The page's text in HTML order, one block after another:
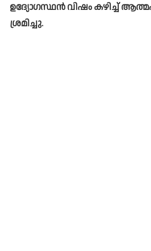
ഉദ്യോഗസ്ഥന്‍ വിഷം കഴിച്ച്‌ ആത്മഹത്യയ്ക്ക്
ശ്രമിച്ചു.